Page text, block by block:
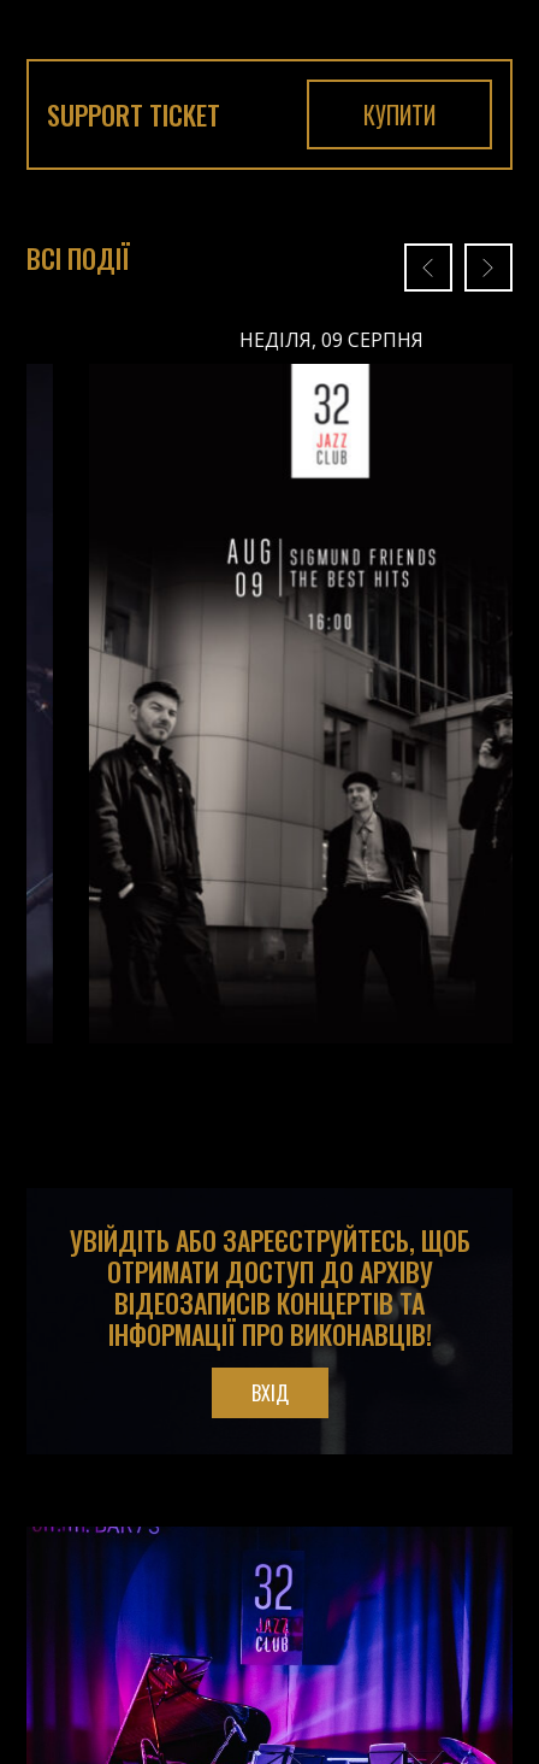
SUPPORT TICKET КУПИТИ
ВСІ ПОДІЇ
НЕДІЛЯ, 09 СЕРПНЯ
НЕДІЛЯ, 09 СЕРПНЯ
Виконавці:Павло Литвиненко (Рояль,) /Денис
Дудко (Бас,) /Олександр Люлякін (Барабани ,) /
УВІЙДІТЬ АБО ЗАРЕЄСТРУЙТЕСЬ, ЩОБ
ОТРИМАТИ ДОСТУП ДО АРХІВУ
ВІДЕОЗАПИСІВ КОНЦЕРТІВ ТА
ІНФОРМАЦІЇ ПРО ВИКОНАВЦІВ!
ВХІД